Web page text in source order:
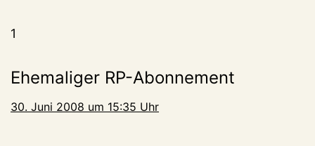
1
Ehemaliger RP-Abonnement
30. Juni 2008 um 15:35 Uhr